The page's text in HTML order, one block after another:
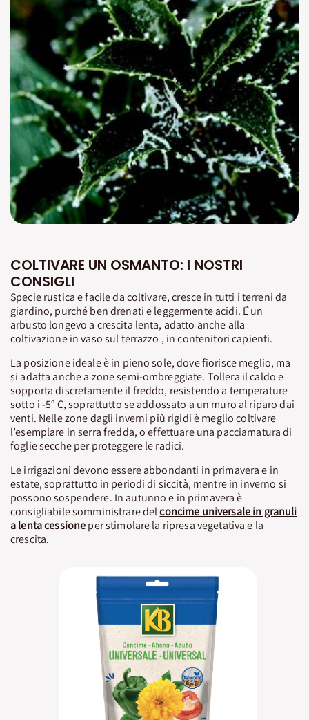
COLTIVARE UN OSMANTO: I NOSTRI
CONSIGLI
Specie rustica e facile da coltivare, cresce in tutti i terreni da
giardino, purché ben drenati e leggermente acidi. Ḕ un
arbusto longevo a crescita lenta, adatto anche alla
coltivazione in vaso sul terrazzo , in contenitori capienti.
La posizione ideale è in pieno sole, dove fiorisce meglio, ma
si adatta anche a zone semi-ombreggiate. Tollera il caldo e
sopporta discretamente il freddo, resistendo a temperature
sotto i -5° C, soprattutto se addossato a un muro al riparo dai
venti. Nelle zone dagli inverni più rigidi è meglio coltivare
l’esemplare in serra fredda, o effettuare una pacciamatura di
foglie secche per proteggere le radici.
Le irrigazioni devono essere abbondanti in primavera e in
estate, soprattutto in periodi di siccità, mentre in inverno si
possono sospendere. In autunno e in primavera è
consigliabile somministrare delconcime universale in granuli
a lenta cessioneper stimolare la ripresa vegetativa e la
crescita.